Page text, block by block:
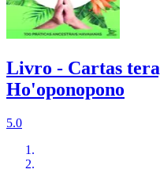
Livro - Cartas
Ho'oponopono
5.0